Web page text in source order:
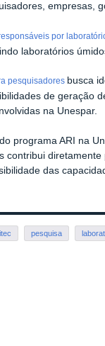
empresas,
por
laboratórios
pesquisadores busca
de geração
na Unespar.
programa ARI na
contribui
das
pesquisa